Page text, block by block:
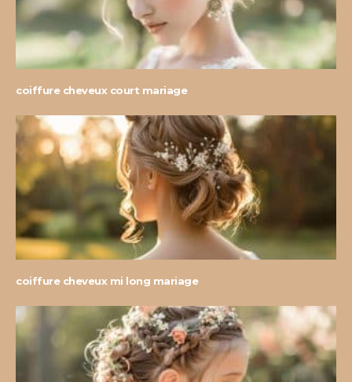
coiffure cheveux court mariage
coiffure cheveux mi long mariage